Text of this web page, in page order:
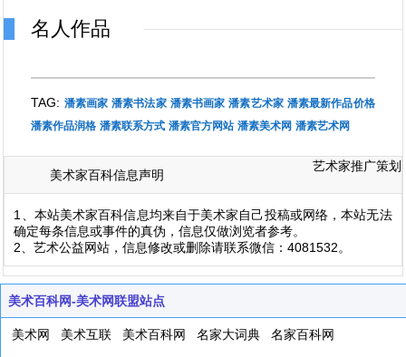
名人作品
TAG: 潘素画家 潘素书法家 潘素书画家 潘素艺术家 潘素最新作品价格
潘素作品润格 潘素联系方式 潘素官方网站 潘素美术网 潘素艺术网
美术家百科信息声明
艺术家推广策划
1、本站美术家百科信息均来自于美术家自己投稿或网络，本站无法
确定每条信息或事件的真伪，信息仅做浏览者参考。
2、艺术公益网站，信息修改或删除请联系微信：4081532。
美术百科网-美术网联盟站点
美术网 美术互联 美术百科网 名家大词典 名家百科网